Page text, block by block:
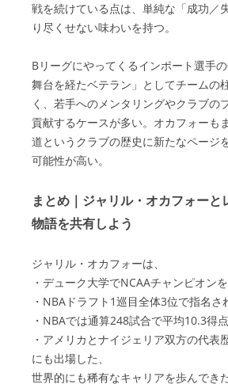
戦を続けている点は、単純な「成功／
り尽くせない味わいを持つ。
Bリーグにやってくるインポート選手
舞台を経たベテラン」としてチームの
く、若手へのメンタリングやクラブの
貢献するケースが多い。オカフォーも
道というクラブの歴史に新たなページ
可能性が高い。
まとめ｜ジャリル・オカフォーと
物語を共有しよう
ジャリル・オカフォーは、
・デューク大学でNCAAチャンピオンを
・NBAドラフト1巡目全体3位で指名さ
・NBAでは通算248試合で平均10.3得
・アメリカとナイジェリア双方の代表
にも出場した、
世界的にも稀有なキャリアを歩んでき